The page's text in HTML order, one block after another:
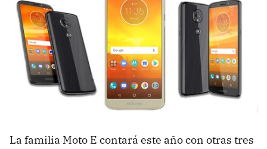
La familia Moto E contará este año con otras tres